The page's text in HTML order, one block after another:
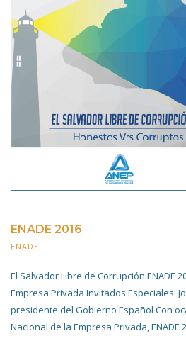
ENADE 2016
ENADE
El Salvador Libre de Corrupción ENADE
Empresa Privada Invitados Especiales:
presidente del Gobierno Español Con
Nacional de la Empresa Privada, ENADE